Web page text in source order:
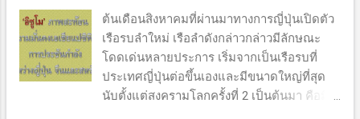
ต้นเดือนสิงหาคมที่ผ่านมาทางการญี่ปุ่นเปิดตัว
เรือรบลำใหม่ เรือลำดังกล่าวกล่าวมีลักษณะ
โดดเด่นหลายประการ เริ่มจากเป็นเรือรบที่
ประเทศญี่ปุ่นต่อขึ้นเองและมีขนาดใหญ่ที่สุด
นับตั้งแต่สงครามโลกครั้งที่ 2 เป็นต้นมา คือมี